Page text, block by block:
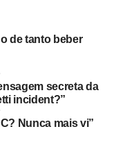
de tanto beber
secreta da
incident?”
Nunca mais vi”